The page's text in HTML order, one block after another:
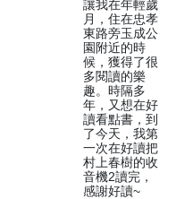
讓我在年輕歲
月，住在忠孝
東路旁玉成公
園附近的時
候，獲得了很
多閱讀的樂
趣。時隔多
年，又想在好
讀看點書，到
了今天，我第
一次在好讀把
村上春樹的收
音機2讀完，
感謝好讀~